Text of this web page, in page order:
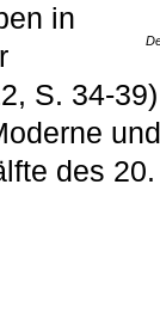
in
S. 34-
des